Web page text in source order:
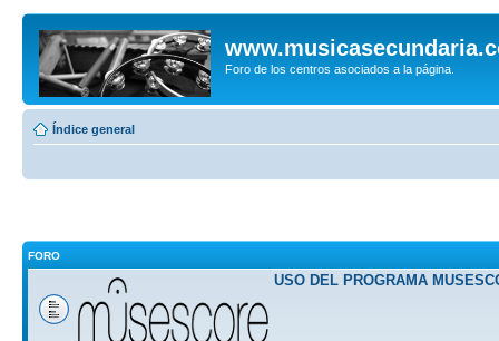
Foro de los centros asociados a la página.
Índice general
FORO
USO DEL PROGRAMA